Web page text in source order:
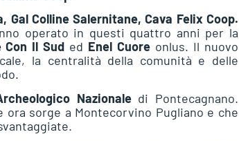
Colline Salernitane, Cava Felix Coop.
operato in questi quattro anni per la
Con Il Sud ed Enel Cuore onlus. Il nuovo
la centralità della comunità e delle
Nazionale di Pontecagnano.
ora sorge a Montecorvino Pugliano e che